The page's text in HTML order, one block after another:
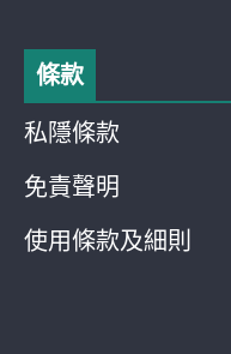
條款
私隱條款
免責聲明
使用條款及細則